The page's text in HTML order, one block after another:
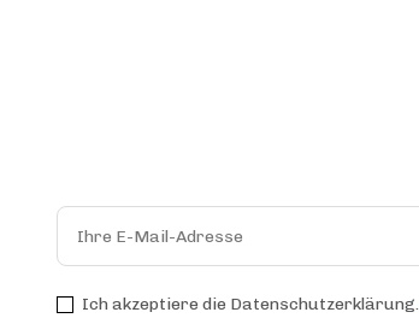
Ich akzeptiere die Datenschutzerklärung.